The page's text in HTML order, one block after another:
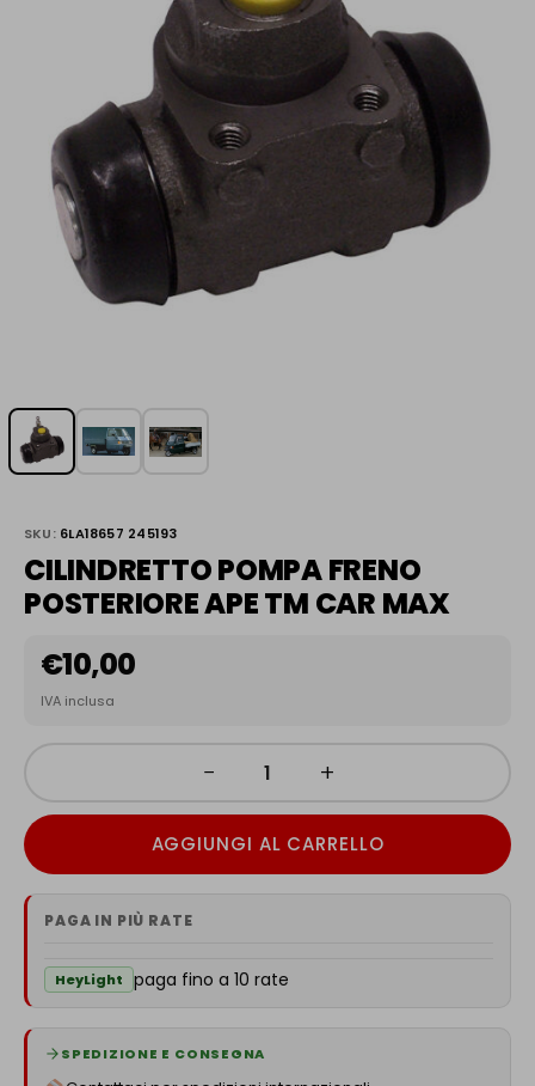
SKU: 6LA18657 245193
CILINDRETTO POMPA FRENO
POSTERIORE APE TM CAR MAX
€10,00
IVA inclusa
− +
AGGIUNGI AL CARRELLO
PAGA IN PIÙ RATE
HeyLight paga fino a 10 rate
SPEDIZIONE E CONSEGNA